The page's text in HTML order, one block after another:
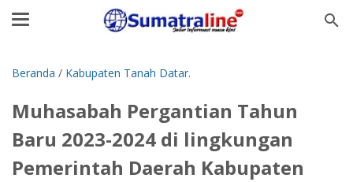
Beranda / Kabupaten Tanah Datar.
Muhasabah Pergantian Tahun
Baru 2023-2024 di lingkungan
Pemerintah Daerah Kabupaten